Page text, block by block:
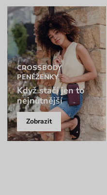
CROSSBODY
PENĚŽENKY
Když stačí jen to
nejnutnější
Zobrazit